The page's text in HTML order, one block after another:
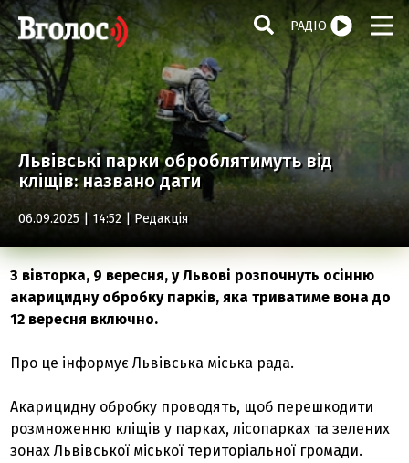
РАДІО
Львівські парки оброблятимуть від
кліщів: названо дати
06.09.2025 | 14:52 | Редакція
З вівторка, 9 вересня, у Львові розпочнуть осінню
акарицидну обробку парків, яка триватиме вона до
12 вересня включно.
Про це інформує Львівська міська рада.
Акарицидну обробку проводять, щоб перешкодити
розмноженню кліщів у парках, лісопарках та зелених
зонах Львівської міської територіальної громади.